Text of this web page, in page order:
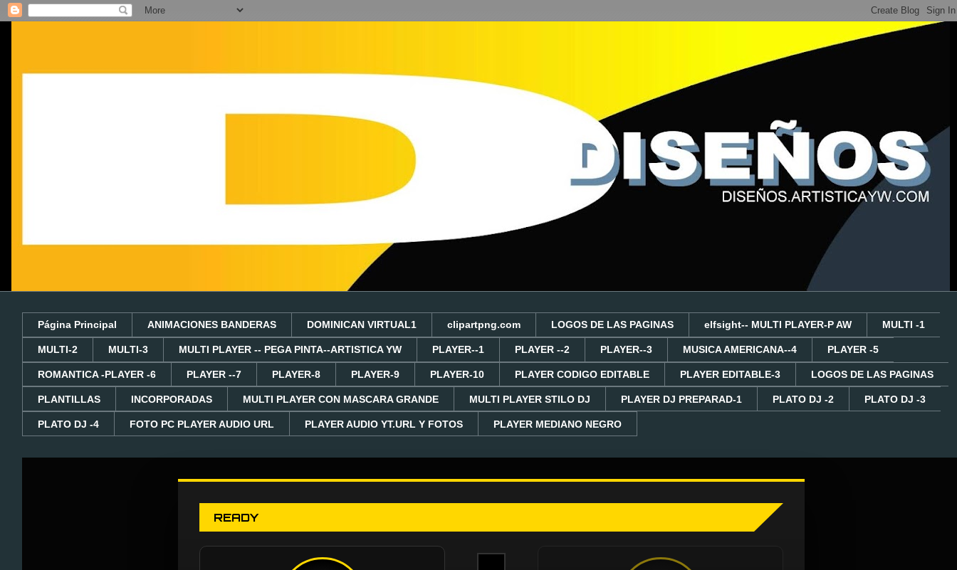
Página Principal ANIMACIONES BANDERAS DOMINICAN VIRTUAL1 clipartpng.com LOGOS DE LAS PAGINAS elfsight-- MULTI PLAYER-P AW MULTI -1
MULTI-2 MULTI-3 MULTI PLAYER -- PEGA PINTA--ARTISTICA YW PLAYER--1 PLAYER --2 PLAYER--3 MUSICA AMERICANA--4 PLAYER -5
ROMANTICA -PLAYER -6 PLAYER --7 PLAYER-8 PLAYER-9 PLAYER-10 PLAYER CODIGO EDITABLE PLAYER EDITABLE-3 LOGOS DE LAS PAGINAS
PLANTILLAS INCORPORADAS MULTI PLAYER CON MASCARA GRANDE MULTI PLAYER STILO DJ PLAYER DJ PREPARAD-1 PLATO DJ -2 PLATO DJ -3
PLATO DJ -4 FOTO PC PLAYER AUDIO URL PLAYER AUDIO YT.URL Y FOTOS PLAYER MEDIANO NEGRO
READY